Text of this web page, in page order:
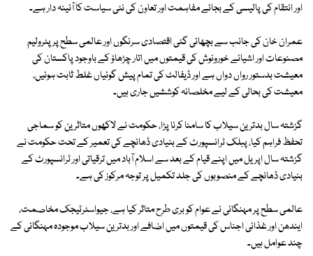
اور انتقام کی پالیسی کے بجائے مفاہمت اور تعاون کی نئی سیاست کا آئینہ دار ہے۔
عمران خان کی جانب سے بچھائی گئی اقتصادی سرنگوں اور عالمی سطح پر پٹرولیم
مصنوعات اور اشیائے خورونوش کی قیمتوں میں اتار چڑھاؤ کے باوجود پاکستان کی
معیشت بدستور رواں دواں ہے اور ڈیفالٹ کی تمام پیش گوئیاں غلط ثابت ہوئیں،
معیشت کی بحالی کے لیے مخلصانہ کوششیں جاری ہیں۔
گزشتہ سال بدترین سیلاب کا سامنا کرنا پڑا، حکومت نے لاکھوں متاثرین کو سماجی
تحفظ فراہم کیا، پبلک ٹرانسپورٹ کے بنیادی ڈھانچے کی تعمیر کے تحت حکومت نے
گزشتہ سال اپریل میں اپنے قیام کے بعد سے اسلام آباد میں ترقیاتی اور ٹرانسپورٹ کے
بنیادی ڈھانچے کے منصوبوں کی جلد تکمیل پر توجہ مرکوز کی ہے۔
عالمی سطح پر مہنگائی نے عوام کو بری طرح متاثر کیا ہے، جیواسٹرٹیجک مخاصمت،
ایندھن اور غذائی اجناس کی قیمتوں میں اضافے اور بدترین سیلاب موجودہ مہنگائی کے
چند عوامل ہیں۔